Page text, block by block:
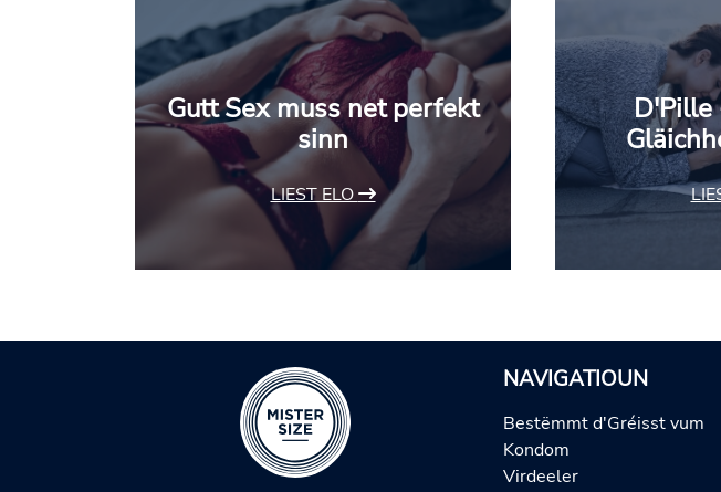
Gutt Sex muss net perfekt
sinn
LIEST ELO
D'Pille
NAVIGATIOUN
Bestëmmt d'Gréisst vum
Kondom
Virdeeler